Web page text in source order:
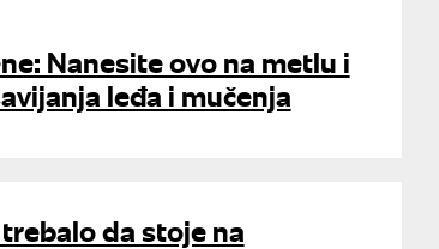
Nanesite ovo na metlu i
leđa i mučenja
da stoje na